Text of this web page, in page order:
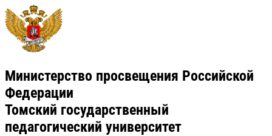
Министерство просвещения Российской
Федерации
Томский государственный
педагогический университет